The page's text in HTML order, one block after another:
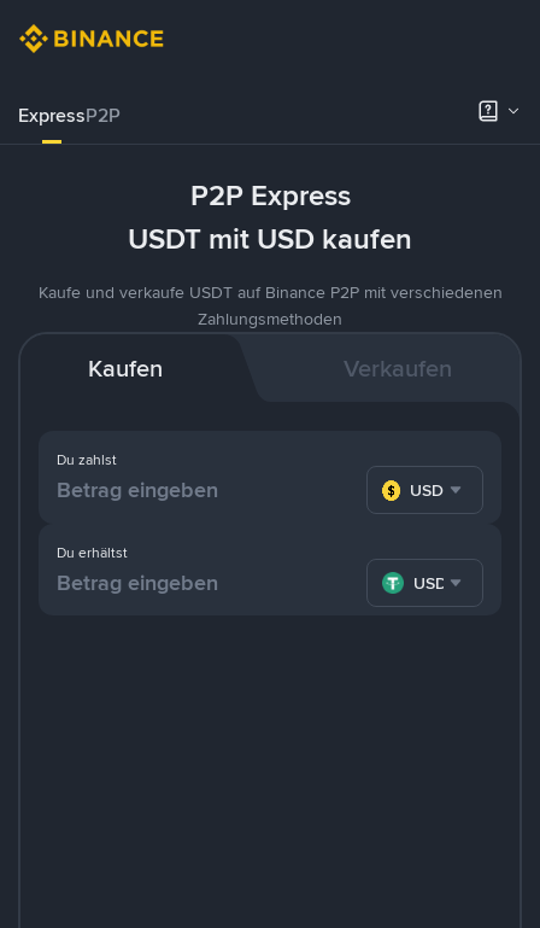
ExpressP2P
P2P Express
USDT mit USD kaufen
Kaufe und verkaufe USDT auf Binance P2P mit verschiedenen
Zahlungsmethoden
Kaufen Verkaufen
Du zahlst
USD
Du erhältst
USDT